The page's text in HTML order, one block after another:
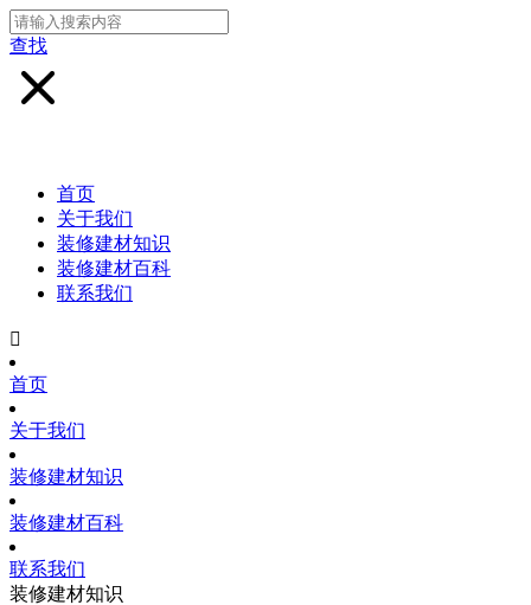
查找
首页
关于我们
装修建材知识
装修建材百科
联系我们

首页
关于我们
装修建材知识
装修建材百科
联系我们
装修建材知识